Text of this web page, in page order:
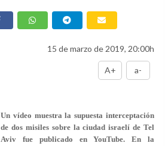
15 de marzo de 2019, 20:00h
A+ a-
Un vídeo muestra la supuesta interceptación
de dos misiles sobre la ciudad israelí de Tel
Aviv fue publicado en YouTube. En la